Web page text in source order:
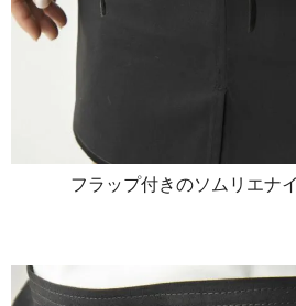
フラップ付きのソムリエナ